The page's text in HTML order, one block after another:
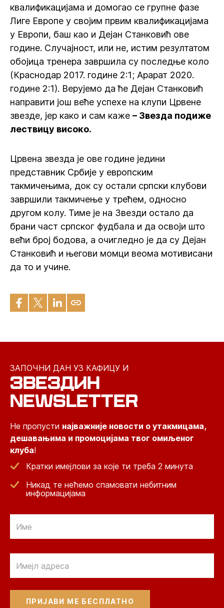
квалификацијама и домогао се групне фазе
Лиге Европе у својим првим квалификацијама
у Европи, баш као и Дејан Станковић ове
године. Случајност, или не, истим резултатом
обојица тренера завршила су последње коло
(Краснодар 2017. године 2:1; Арарат 2020.
године 2:1). Верујемо да ће Дејан Станковић
направити још веће успехе на клупи Црвене
звезде, јер како и сам каже – Звезда подиже
лествицу високо.
Црвена звезда је ове године једини
представник Србије у европским
такмичењима, док су остали српски клубови
завршили такмичење у трећем, односно
другом колу. Тиме је на Звезди остало да
брани част српског фудбала и да освоји што
већи број бодова, а очигледно је да су Дејан
Станковић и његови момци веома мотивисани
да то и учине.
ЗАПОЧНИ ДАН УЗ КАФИЦУ И
ЗВЕЗДИН
NEWSLETTER
Не пропусти најважније новости о утакмицама,
дешавањима и промоцијама твог омиљеног
клуба!
Кратки имејлови за које ти треба 2 минута
Никад те нећемо спамовати небитним
информацијама